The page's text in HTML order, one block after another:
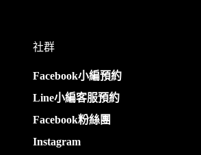
社群
Facebook小編預約
Line小編客服預約
Facebook粉絲團
Instagram